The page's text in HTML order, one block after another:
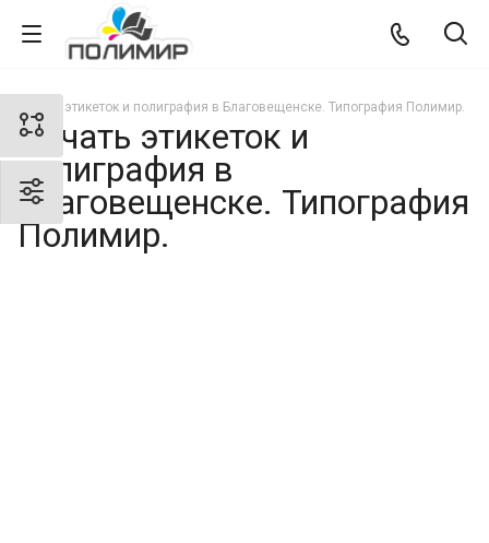
Печать этикеток и полиграфия в Благовещенске. Типография Полимир.
Печать этикеток и
полиграфия в
Благовещенске. Типография
Полимир.